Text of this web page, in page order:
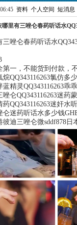
资料 个人空间 短消息
里有三唑仑春药听话水
唑仑春药听话水
第一，不能货到付款，
QQ343116263氯仿多
精灵QQ343116263乖
仑QQ343116263迷药
QQ343116263迷奸水
仑迷药听话水多少钱
彼迪三唑仑微sddf878